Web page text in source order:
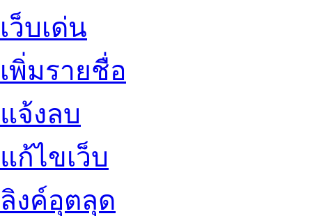
เว็บเด่น
เพิ่มรายชื่อ
แจ้งลบ
แก้ไขเว็บ
ลิงค์อุตลุด